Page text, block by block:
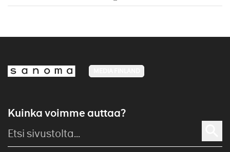
Kuinka voimme auttaa?